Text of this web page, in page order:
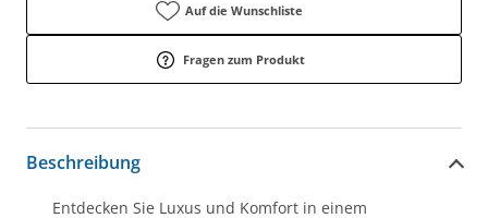
Auf die Wunschliste
Fragen zum Produkt
Beschreibung
Entdecken Sie Luxus und Komfort in einem